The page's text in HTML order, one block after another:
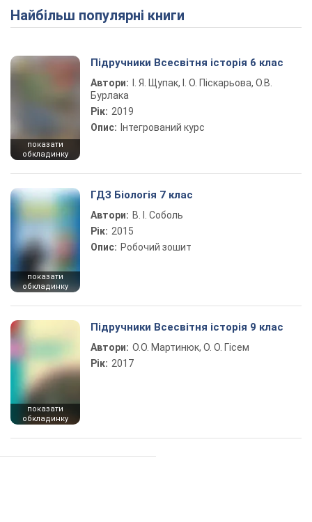
Play Video
Найбільш популярні книги
показати
обкладинку
Підручники Всесвітня історія 6 клас
Автори:
І. Я. Щупак, І. О. Піскарьова, О.В.
Бурлака
Рік: 2019
Опис: Інтегрований курс
показати
обкладинку
ГДЗ Біологія 7 клас
Автори: В. І. Соболь
Рік: 2015
Опис: Робочий зошит
показати
обкладинку
Підручники Всесвітня історія 9 клас
Автори: О.О. Мартинюк, О. О. Гісем
Рік: 2017